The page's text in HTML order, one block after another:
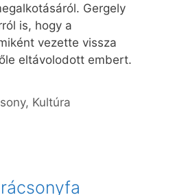
Gergely
is, hogy a
vezette vissza
eltávolodott embert.
, Kultúra